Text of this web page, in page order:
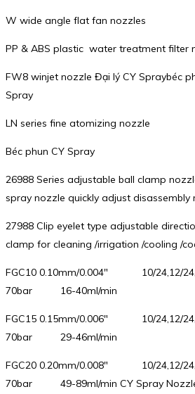
W wide angle flat fan nozzles
PP & ABS plastic water treatment filter
FW8 winjet nozzle Đại lý CY Spraybéc
Spray
LN series fine atomizing nozzle
Béc phun CY Spray
26988 Series adjustable ball clamp
spray nozzle quickly adjust
27988 Clip eyelet type adjustable
clamp for cleaning /irrigation /cooling /
FGC10 0.10mm/0.004″ 10/24,12/
70bar 16-40ml/min
FGC15 0.15mm/0.006″ 10/24,12/
70bar 29-46ml/min
FGC20 0.20mm/0.008″ 10/24,12/
70bar 49-89ml/min CY Spray Nozzle